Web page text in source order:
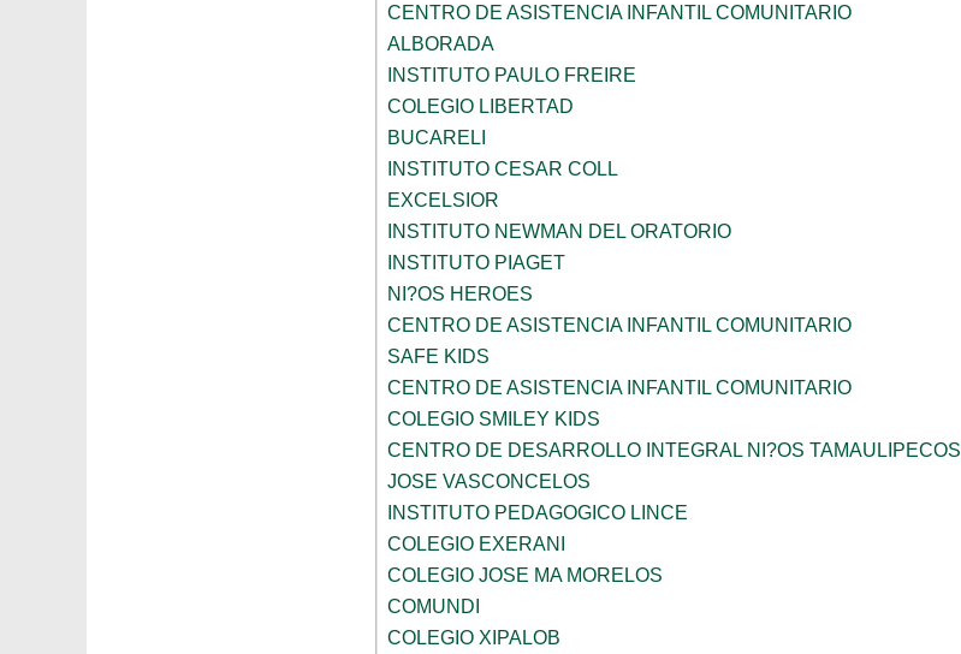
CENTRO DE ASISTENCIA INFANTIL COMUNITARIO
ALBORADA
INSTITUTO PAULO FREIRE
COLEGIO LIBERTAD
BUCARELI
INSTITUTO CESAR COLL
EXCELSIOR
INSTITUTO NEWMAN DEL ORATORIO
INSTITUTO PIAGET
NI?OS HEROES
CENTRO DE ASISTENCIA INFANTIL COMUNITARIO
SAFE KIDS
CENTRO DE ASISTENCIA INFANTIL COMUNITARIO
COLEGIO SMILEY KIDS
CENTRO DE DESARROLLO INTEGRAL NI?OS TAMAULIPECOS
JOSE VASCONCELOS
INSTITUTO PEDAGOGICO LINCE
COLEGIO EXERANI
COLEGIO JOSE MA MORELOS
COMUNDI
COLEGIO XIPALOB